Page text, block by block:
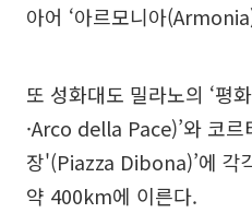
아어 ‘아르모니아
또 성화대도 밀라노의 ‘평
·Arco della Pace)’와 코르
장'(Piazza Dibona)’에 각
약 400km에 이른다.